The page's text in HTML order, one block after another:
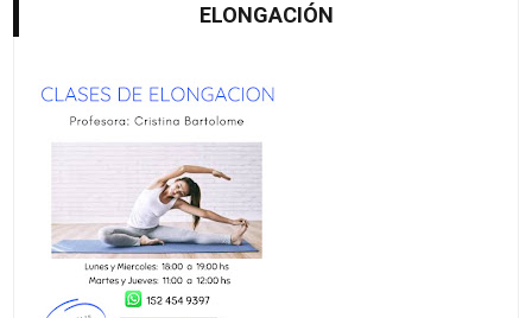
ELONGACIÓN